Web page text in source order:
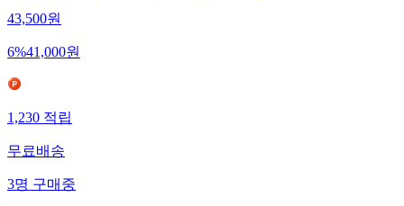
43,500원
6%41,000원
1,230적립
무료배송
3명구매중